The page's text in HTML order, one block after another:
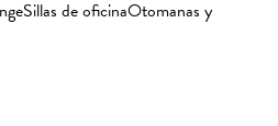
Sillas de oficinaOtomanas y